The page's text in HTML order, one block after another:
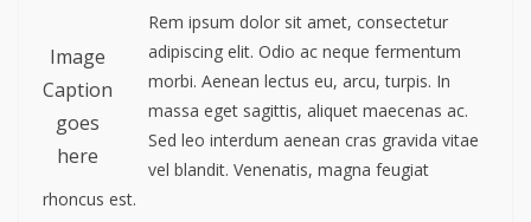
Image
Caption
goes
here
Rem ipsum dolor sit amet, consectetur
adipiscing elit. Odio ac neque fermentum
morbi. Aenean lectus eu, arcu, turpis. In
massa eget sagittis, aliquet maecenas ac.
Sed leo interdum aenean cras gravida vitae
vel blandit. Venenatis, magna feugiat
rhoncus est.